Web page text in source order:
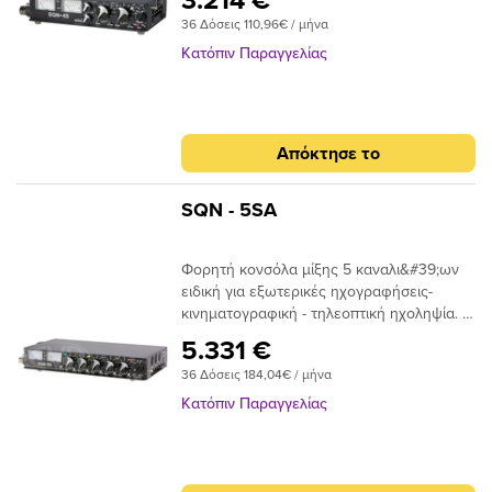
36 Δόσεις 110,96€ / μήνα
Κατόπιν Παραγγελίας
Απόκτησε το
SQN - 5SA
Φορητή κονσόλα μίξης 5 καναλι&#39;ων
ειδική για εξωτερικές ηχογραφήσεις-
κινηματογραφική - τηλεοπτική ηχοληψία. 5
δυνατότητα phantom 48 V και 12Τ, 2
βαθμίδες bass cut-6db, - 12db, attenuation
0db - 10 db, - 20db. Εξοδος ακουστικών, 2
5.331 €
36 Δόσεις 184,04€ / μήνα
Κατόπιν Παραγγελίας